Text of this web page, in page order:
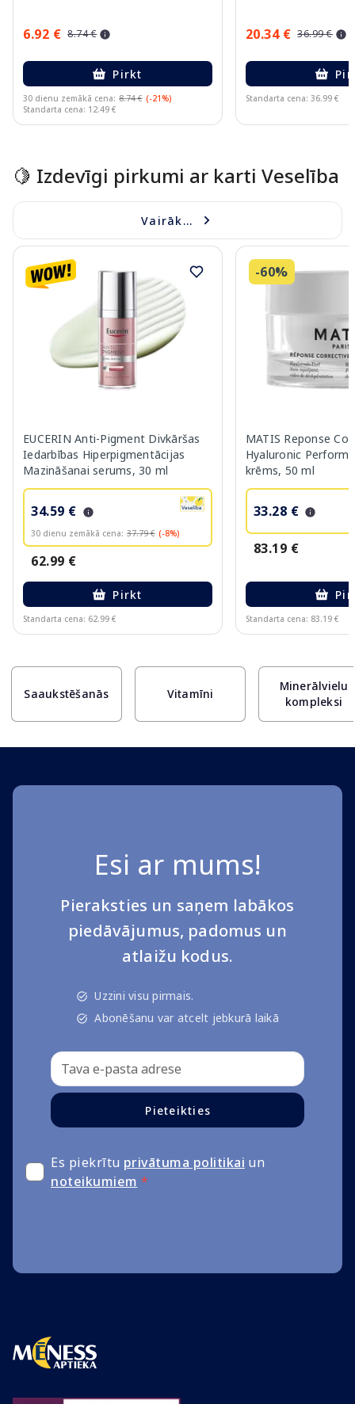
6.92 € 8.74 €
Pirkt
30 dienu zemākā cena: 8.74 € (-21%)
Standarta cena: 12.49 €
20.34 € 36.99 €
Standarta cena: 36.99 €
🍋 Izdevīgi pirkumi ar karti Veselība
Vairāk...
EUCERIN Anti-Pigment Divkāršas
Iedarbības Hiperpigmentācijas
Mazināšanai serums, 30 ml
34.59 €
30 dienu zemākā cena: 37.79 € (-8%)
62.99 €
Pirkt
Standarta cena: 62.99 €
-60%
MATIS Reponse
Hyaluronic
krēms, 50 ml
33.28 €
83.19 €
Standarta cena: 83.19 €
Saaukstēšanās Vitamīni
Minerālvielu
kompleksi
Esi ar mums!
Pieraksties un saņem labākos
piedāvājumus, padomus un
atlaižu kodus.
Uzzini visu pirmais.
Abonēšanu var atcelt jebkurā laikā
Pieteikties
Es piekrītu privātuma politikai un
noteikumiem *